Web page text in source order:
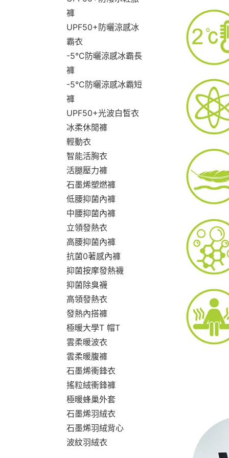
褲
UPF50+防曬涼感冰
霸衣
-5°C防曬涼感冰霸長
褲
-5°C防曬涼感冰霸短
褲
UPF50+光波白皙衣
冰柔休閒褲
輕動衣
智能活胸衣
活腿壓力褲
石墨烯塑燃褲
低腰抑菌內褲
中腰抑菌內褲
立領發熱衣
高腰抑菌內褲
抗菌0著感內褲
抑菌按摩發熱襪
抑菌除臭襪
高領發熱衣
發熱內搭褲
極暖大學T 帽T
雲柔暖波衣
雲柔暖腹褲
石墨烯衝鋒衣
搖粒絨衝鋒褲
極暖蜂巢外套
石墨烯羽絨衣
石墨烯羽絨背心
波紋羽絨衣